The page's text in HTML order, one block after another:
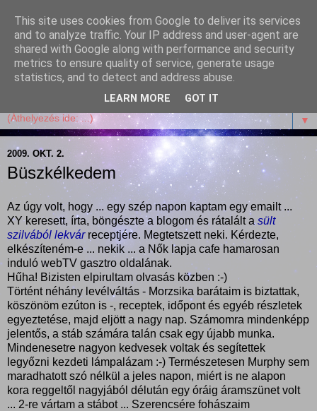
Garffyka
Szösszenetek a konyhámból, az életemből. Mosollyal,
receptekkel, vidámsággal, marcipánnal, csokival.
▼
2009. OKT. 2.
Büszkélkedem
Az úgy volt, hogy ... egy szép napon kaptam egy emailt ...
XY keresett, írta, böngészte a blogom és rátalált asült
szilvából lekvárreceptjére. Megtetszett neki. Kérdezte,
elkészíteném-e ... nekik ... a Nők lapja cafe hamarosan
induló webTV gasztro oldalának.
Hűha! Bizisten elpirultam olvasás közben :-)
Történt néhány levélváltás - Morzsika barátaim is biztattak,
köszönöm ezúton is -, receptek, időpont és egyéb részletek
egyeztetése, majd eljött a nagy nap. Számomra mindenképp
jelentős, a stáb számára talán csak egy újabb munka.
Mindenesetre nagyon kedvesek voltak és segítettek
legyőzni kezdeti lámpalázam :-) Természetesen Murphy sem
maradhatott szó nélkül a jeles napon, miért is ne alapon
kora reggeltől nagyjából délután egy óráig áramszünet volt
... 2-re vártam a stábot ... Szerencsére fohászaim
This site uses cookies from Google to deliver its services
and to analyze traffic. Your IP address and user-agent are
shared with Google along with performance and security
metrics to ensure quality of service, generate usage
statistics, and to detect and address abuse.
LEARN MORE GOT IT